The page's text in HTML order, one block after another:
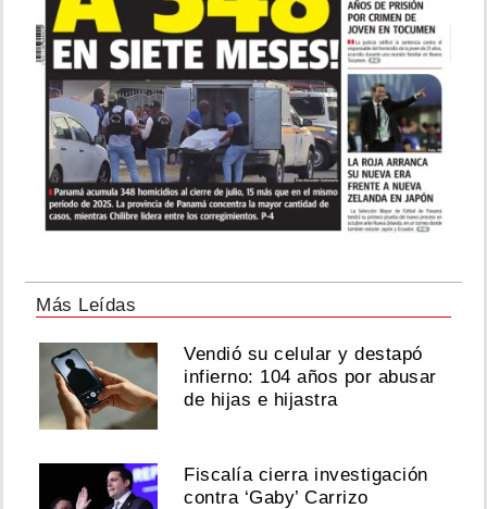
Más Leídas
Vendió su celular y destapó
infierno: 104 años por abusar
de hijas e hijastra
Fiscalía cierra investigación
contra ‘Gaby’ Carrizo